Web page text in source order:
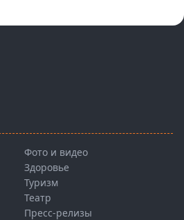
Фото и видео
Здоровье
Туризм
Театр
Пресс-релизы